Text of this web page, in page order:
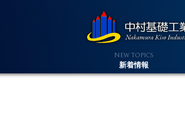
N EW TOPICS
新着情報